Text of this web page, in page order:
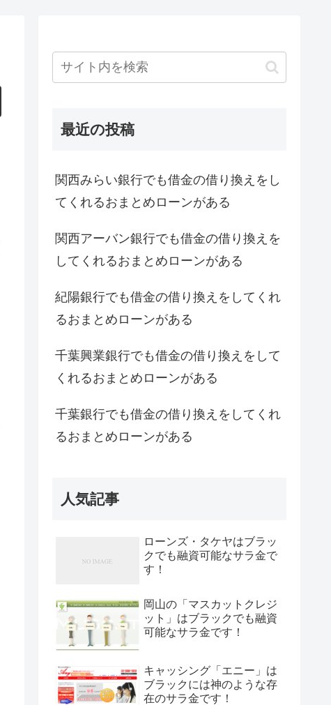
最近の投稿
関西みらい銀行でも借金の借り換えをし
てくれるおまとめローンがある
関西アーバン銀行でも借金の借り換えを
してくれるおまとめローンがある
紀陽銀行でも借金の借り換えをしてくれ
るおまとめローンがある
千葉興業銀行でも借金の借り換えをして
くれるおまとめローンがある
千葉銀行でも借金の借り換えをしてくれ
るおまとめローンがある
人気記事
ローンズ・タケヤはブラッ
クでも融資可能なサラ金で
す！
岡山の「マスカットクレジ
ット」はブラックでも融資
可能なサラ金です！
キャッシング「エニー」は
ブラックには神のような存
在のサラ金です！